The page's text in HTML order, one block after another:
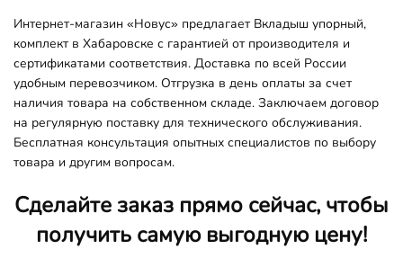
Интернет-магазин «Новус» предлагает Вкладыш упорный,
комплект в Хабаровске с гарантией от производителя и
сертификатами соответствия. Доставка по всей России
удобным перевозчиком. Отгрузка в день оплаты за счет
наличия товара на собственном складе. Заключаем договор
на регулярную поставку для технического обслуживания.
Бесплатная консультация опытных специалистов по выбору
товара и другим вопросам.
Сделайте заказ прямо сейчас, чтобы
получить самую выгодную цену!